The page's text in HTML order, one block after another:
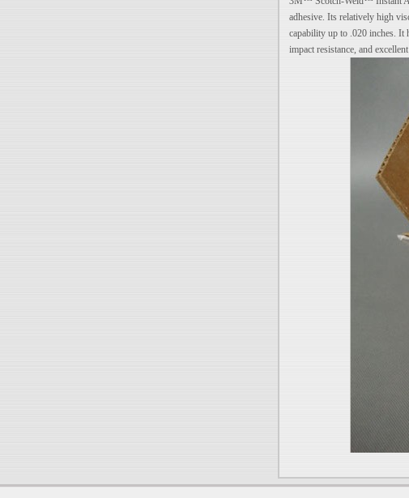
adhesive. Its relatively high
capability up to .020 inches. It
impact resistance, and